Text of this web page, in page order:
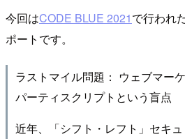
今回はCODE BLUE 2021で行われ
ポートです。
ラストマイル問題： ウェブマー
パーティスクリプトという盲点
近年、「シフト・レフト」セキ